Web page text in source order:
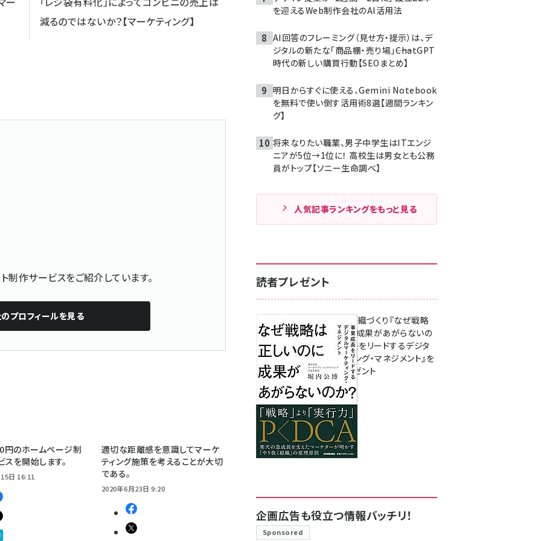
減るのではないか？【マーケティング】
作サービスをご紹介しています。
のプロフィールを見る
円のホームページ制
スを開始します。
日 16:11
適切な距離感を意識してマーケ
ティング施策を考えることが大切
である。
2020年6月23日 9:20
を迎えるWeb制作会社のAI活用法
AI回答のフレーミング（見せ方・提示）は、デ
ジタルの新たな「商品棚・売り場」――ChatGPT
時代の新しい購買行動【SEOまとめ】
明日からすぐに使える、Gemini Notebook
を無料で使い倒す活用術8選【週間ランキン
グ】
将来なりたい職業、男子中学生はITエンジ
ニアが5位→1位に！ 高校生は男女とも公務
員がトップ【ソニー生命調べ】
人気記事ランキングをもっと見る
読者プレゼント
成果を生む組織づくり『なぜ戦略
は正しいのに成果があがらないの
か？ 事業成長をリードするデジタ
ルマーケティング・マネジメント』を
3名様にプレゼント
8月7日 10:00
企画広告も役立つ情報バッチリ！
Sponsored